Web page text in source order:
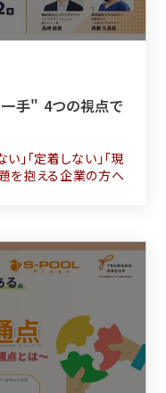
一手" 4つの視点で
」「定着しない」「現
を抱える企業の方へ